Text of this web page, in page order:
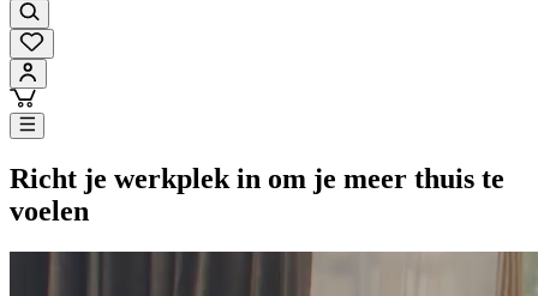
Richt je werkplek in om je meer thuis te
voelen